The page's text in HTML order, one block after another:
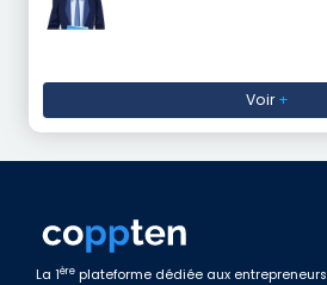
Voir+
La 1ère plateforme dédiée aux entrepreneurs